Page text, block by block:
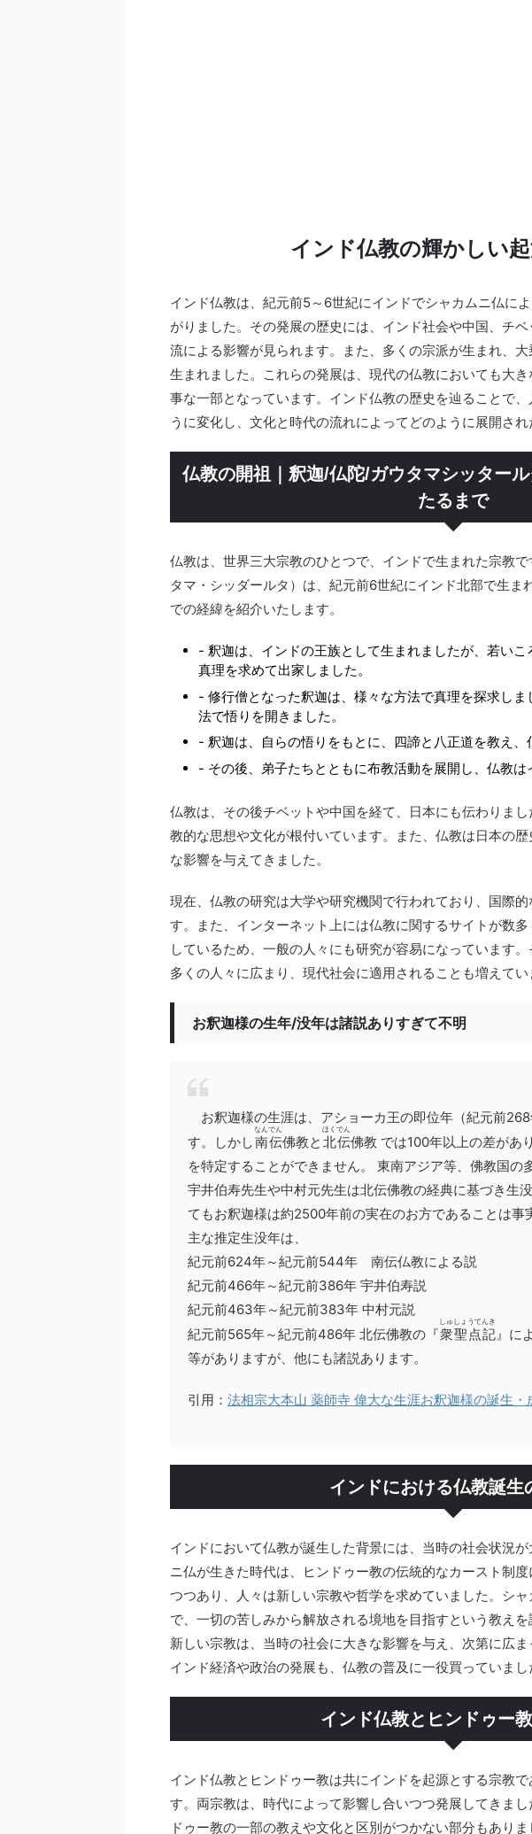
インド仏教の輝かしい
インド仏教は、紀元前5～6世紀にインドでシャカムニ仏に
がりました。その発展の歴史には、インド社会や中国、チ
流による影響が見られます。また、多くの宗派が生まれ、
生まれました。これらの発展は、現代の仏教においても大
事な一部となっています。インド仏教の歴史を辿ることで
うに変化し、文化と時代の流れによってどのように展開され
仏教の開祖｜釈迦/仏陀/ガウタマシッター
たるまで
仏教は、世界三大宗教のひとつで、インドで生まれた宗教
タマ・シッダールタ）は、紀元前6世紀にインド北部で生ま
での経緯を紹介いたします。
- 釈迦は、インドの王族として生まれましたが、若いこ
真理を求めて出家しました。
- 修行僧となった釈迦は、様々な方法で真理を探求し
法で悟りを開きました。
- 釈迦は、自らの悟りをもとに、四諦と八正道を教え、
- その後、弟子たちとともに布教活動を展開し、仏教は
仏教は、その後チベットや中国を経て、日本にも伝わりま
教的な思想や文化が根付いています。また、仏教は日本の
な影響を与えてきました。
現在、仏教の研究は大学や研究機関で行われており、国際
す。また、インターネット上には仏教に関するサイトが数
しているため、一般の人々にも研究が容易になっています
多くの人々に広まり、現代社会に適用されることも増えてい
お釈迦様の生年/没年は諸説ありすぎて不明
お釈迦様の生涯は、アショーカ王の即位年（紀元前
す。しかし南伝
なんでん
佛教と 北伝
ほくでん
佛教 では100年以上の差があ
を特定することができません。 東南アジア等、佛教国の
宇井伯寿先生や中村元先生は北伝佛教の経典に基づき生
てもお釈迦様は約2500年前の実在のお方であることは事
主な推定生没年は、
紀元前624年～紀元前544年 南伝仏教による説
紀元前466年～紀元前386年 宇井伯寿説
紀元前463年～紀元前383年 中村元説
紀元前565年～紀元前486年 北伝佛教の『衆聖点記
しゅしょうてんき
』に
等がありますが、他にも諸説あります。
引用： 法相宗大本山 薬師寺 偉大な生涯お釈迦様の誕生・
インドにおける仏教誕生
インドにおいて仏教が誕生した背景には、当時の社会状況
ニ仏が生きた時代は、ヒンドゥー教の伝統的なカースト制
つつあり、人々は新しい宗教や哲学を求めていました。シ
で、一切の苦しみから解放される境地を目指すという教え
新しい宗教は、当時の社会に大きな影響を与え、次第に広
インド経済や政治の発展も、仏教の普及に一役買っていまし
インド仏教とヒンドゥー
インド仏教とヒンドゥー教は共にインドを起源とする宗教
す。両宗教は、時代によって影響し合いつつ発展してきま
ドゥー教の一部の教えや文化と区別がつかない部分もあり